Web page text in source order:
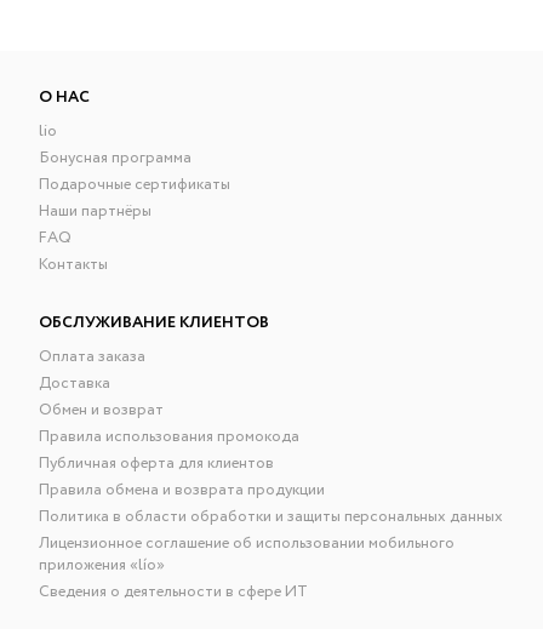
О НАС
lio
Бонусная программа
Подарочные сертификаты
Наши партнёры
FAQ
Контакты
ОБСЛУЖИВАНИЕ КЛИЕНТОВ
Оплата заказа
Доставка
Обмен и возврат
Правила использования промокода
Публичная оферта для клиентов
Правила обмена и возврата продукции
Политика в области обработки и защиты персональных данных
Лицензионное соглашение об использовании мобильного
приложения «lío»
Сведения о деятельности в сфере ИТ